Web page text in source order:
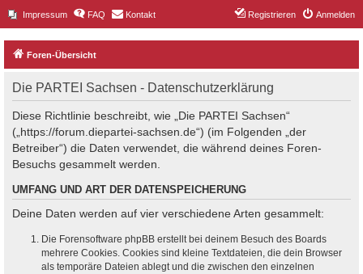
Impressum FAQ Kontakt Anmelden
Registrieren
Foren-Übersicht
Die PARTEI Sachsen - Datenschutzerklärung
Diese Richtlinie beschreibt, wie „Die PARTEI Sachsen“
(„https://forum.diepartei-sachsen.de“) (im Folgenden „der
Betreiber“) die Daten verwendet, die während deines Foren-
Besuchs gesammelt werden.
UMFANG UND ART DER DATENSPEICHERUNG
Deine Daten werden auf vier verschiedene Arten gesammelt:
Die Forensoftware phpBB erstellt bei deinem Besuch des Boards
mehrere Cookies. Cookies sind kleine Textdateien, die dein Browser
als temporäre Dateien ablegt und die zwischen den einzelnen